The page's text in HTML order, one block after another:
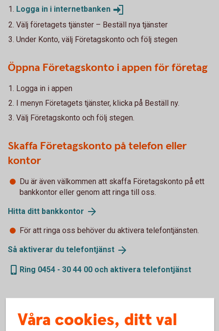
Logga in i internetbanken
Välj företagets tjänster – Beställ nya tjänster
Under Konto, välj Företagskonto och följ stegen
Öppna Företagskonto i appen för företag
Logga in i appen
I menyn Företagets tjänster, klicka på Beställ ny.
Välj Företagskonto och följ stegen.
Skaffa Företagskonto på telefon eller
kontor
Du är även välkommen att skaffa Företagskonto på ett
bankkontor eller genom att ringa till oss.
Hitta ditt bankkontor
För att ringa oss behöver du aktivera telefontjänsten.
Så aktiverar du telefontjänst
Ring 0454 - 30 44 00 och aktivera telefontjänst
Är ditt företag anslutet till internetbanken?
Våra cookies, ditt val